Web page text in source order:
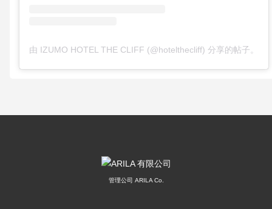
由 IZUMO HOTEL THE CLIFF (@hotelthecliff) 分享的帖子。
管理公司 ARILA Co.